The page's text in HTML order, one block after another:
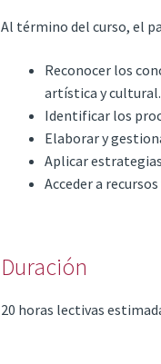
Al término del curso, el
Reconocer los
artística y cultural.
Identificar los
Elaborar y
Aplicar
Acceder a
Duración
20 horas lectivas